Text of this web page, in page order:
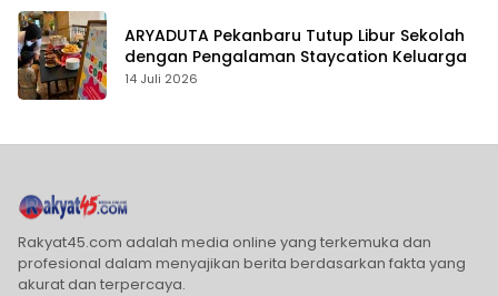
ARYADUTA Pekanbaru Tutup Libur Sekolah
dengan Pengalaman Staycation Keluarga
14 Juli 2026
Rakyat45.com adalah media online yang terkemuka dan
profesional dalam menyajikan berita berdasarkan fakta yang
akurat dan terpercaya.